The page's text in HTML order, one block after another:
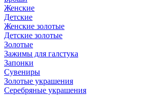
Женские
Детские
Женские золотые
Детские золотые
Золотые
Зажимы для галстука
Запонки
Сувениры
Золотые украшения
Серебряные украшения